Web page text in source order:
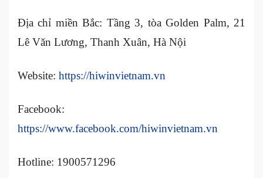
Địa chỉ miền Bắc: Tầng 3, tòa Golden Palm, 21
Lê Văn Lương, Thanh Xuân, Hà Nội
Website: https://hiwinvietnam.vn
Facebook:
https://www.facebook.com/hiwinvietnam.vn
Hotline: 1900571296